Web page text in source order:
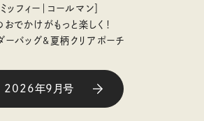
［ミッフィー｜コールマン］
おでかけがもっと楽しく！
ーバッグ&夏柄クリアポーチ
2026年9月号